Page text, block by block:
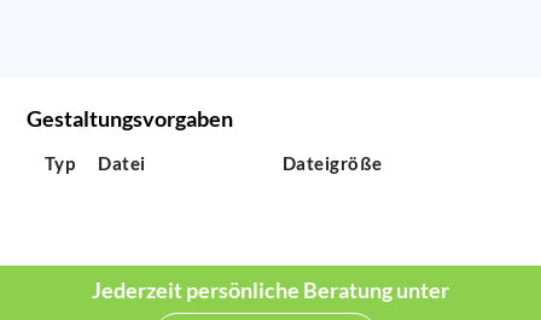
Gestaltungsvorgaben
Typ Datei Dateigröße
Jederzeit persönliche Beratung unter